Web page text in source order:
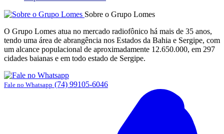
Sobre o Grupo Lomes
O Grupo Lomes atua no mercado radiofônico há mais de 35 anos,
tendo uma área de abrangência nos Estados da Bahia e Sergipe, com
um alcance populacional de aproximadamente 12.650.000, em 297
cidades baianas e em todo estado de Sergipe.
Fale no Whatsapp (74) 99105-6046